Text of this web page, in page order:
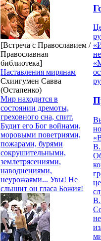
[Встреча с Православием /
Православная
библиотека]
Наставления мирянам
Схиигумен Савва
(Остапенко)
Мир находится в
состоянии дремоты,
греховного сна, спит.
Будит его Бог войнами,
моровыми поветриями,
пожарами, бурями
сокрушительными,
землетрясениями,
наводнениями,
неурожаями... Увы! Не
слышит он гласа Божия!